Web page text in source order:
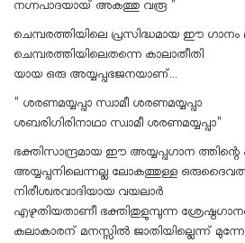
നഗ്നപാദയായ് അകത്തു വരൂ "
ചെമ്പരത്തിയിലെ പ്രസിദ്ധമായ ഈ
ചെമ്പരത്തിയിലെതന്നെ കാലാതീതി
യായ ഒരു അയ്യപ്പഭജനയാണ്...
" ശരണമയ്യപ്പാ സ്വാമീ ശരണമയ്യപ്പാ
ശബരിഗിരിനാഥാ സ്വാമീ ശരണമയ്യപ്പാ"
ഭക്തിസാന്ദ്രമായ ഈ അയ്യപ്പഗാന ത്തിന്റെ
അയ്യപ്പനിലെന്നല്ല ലോകത്തുള്ള
നിരീശ്വരവാദിയായ വയലാർ
എഴുതിയതാണീ ഭക്തിതുളുമ്പുന്ന
കലാകാരന് മനസ്സിൽ ജാതിയില്ലെന്ന്